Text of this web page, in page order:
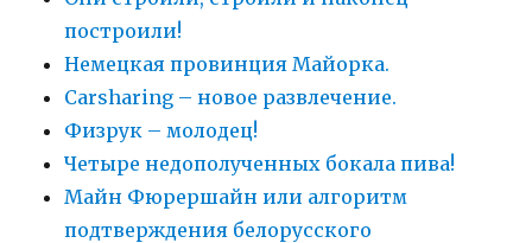
построили!
Немецкая провинция Майорка.
Carsharing – новое развлечение.
Физрук – молодец!
Четыре недополученных бокала пива!
Майн Фюрершайн или алгоритм
подтверждения белорусского